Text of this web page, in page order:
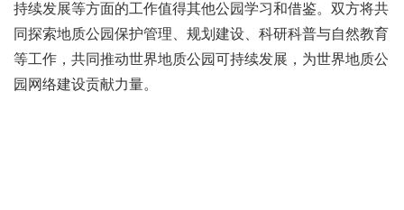
持续发展等方面的工作值得其他公园学习和借鉴。双方将共
同探索地质公园保护管理、规划建设、科研科普与自然教育
等工作，共同推动世界地质公园可持续发展，为世界地质公
园网络建设贡献力量。